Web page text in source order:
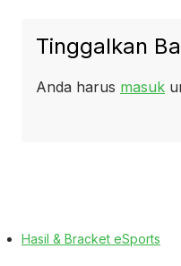
Tinggalkan
Anda harus masuk
Hasil & Bracket eSports